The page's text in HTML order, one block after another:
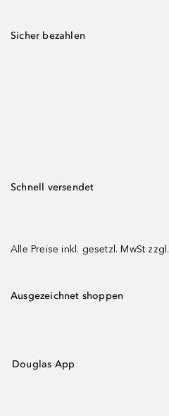
Sicher bezahlen
Schnell versendet
Alle Preise inkl. gesetzl. MwSt zzgl.
Ausgezeichnet shoppen
Douglas App